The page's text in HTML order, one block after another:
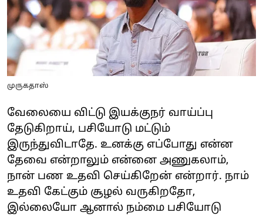
முருகதாஸ்
வேலையை விட்டு இயக்குநர் வாய்ப்பு
தேடுகிறாய், பசியோடு மட்டும்
இருந்துவிடாதே. உனக்கு எப்போது என்ன
தேவை என்றாலும் என்னை அணுகலாம்,
நான் பண உதவி செய்கிறேன் என்றார். நாம்
உதவி கேட்கும் சூழல் வருகிறதோ,
இல்லையோ ஆனால் நம்மை பசியோடு